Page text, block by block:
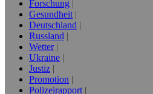
Forschung
Gesundheit
Deutschland
Russland
Wetter
Ukraine
Justiz
Promotion
Polizeirapport